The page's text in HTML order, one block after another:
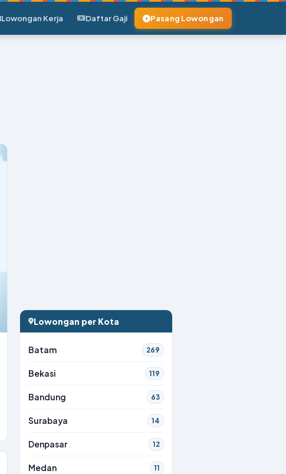
Lowongan Kerja Daftar Gaji Pasang Lowongan
Lowongan per Kota
Batam 269
Bekasi 119
Bandung 63
Surabaya 14
Denpasar 12
Medan 11